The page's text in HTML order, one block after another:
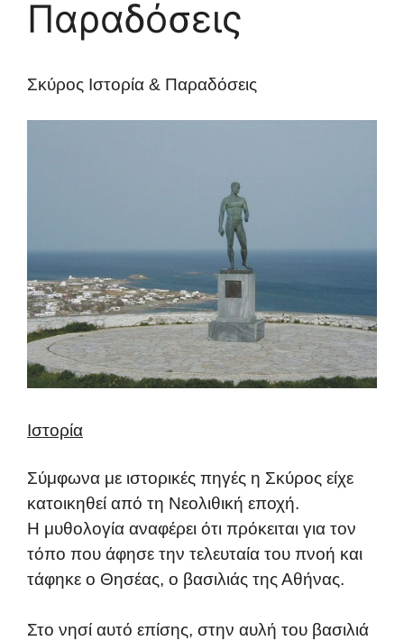
Παραδόσεις
Σκύρος Ιστορία & Παραδόσεις
Ιστορία
Σύμφωνα με ιστορικές πηγές η Σκύρος είχε
κατοικηθεί από τη Νεολιθική εποχή.
Η μυθολογία αναφέρει ότι πρόκειται για τον
τόπο που άφησε την τελευταία του πνοή και
τάφηκε ο Θησέας, ο βασιλιάς της Αθήνας.
Στο νησί αυτό επίσης, στην αυλή του βασιλιά